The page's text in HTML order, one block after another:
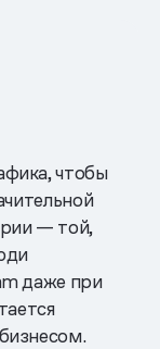
чтобы
— той,
даже при